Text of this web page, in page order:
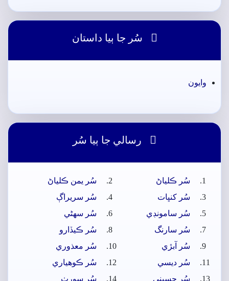
 سُر جا ٻيا داستان
وايون
 رسالي جا ٻيا سُر
سُر ڪلياڻ
سُر يمن ڪلياڻ
سُر کنڀات
سُر سريراڳ
سُر سامونڊي
سُر سھڻي
سُر سارنگ
سُر ڪيڏارو
سُر آبڙي
سُر معذوري
سُر ديسي
سُر ڪوھياري
سُر حسيني
سُر سورٺ